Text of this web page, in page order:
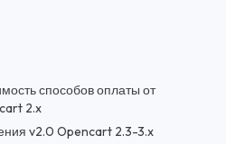
способов оплаты от
2.x
v2.0 Opencart 2.3-3.x